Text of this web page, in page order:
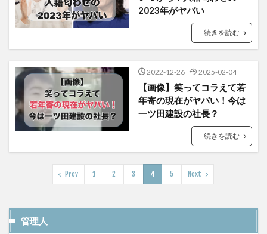
2023年がヤバい
続きを読む
2022-12-26 2025-02-04
【画像】笑ってコラえて若
年寄の現在がヤバい！今は
一ツ田建設の社長？
続きを読む
Prev 1 2 3 4 5 Next
管理人